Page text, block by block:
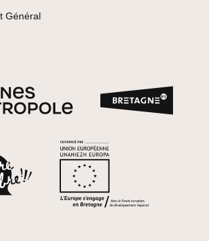
Général
Rennes Métropole
Label Culture Libre